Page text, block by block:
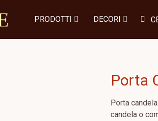
PRODOTTI DECORI
Porta
Porta
candela o